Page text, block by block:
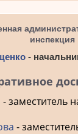
инспекция
-
- заместитель
-